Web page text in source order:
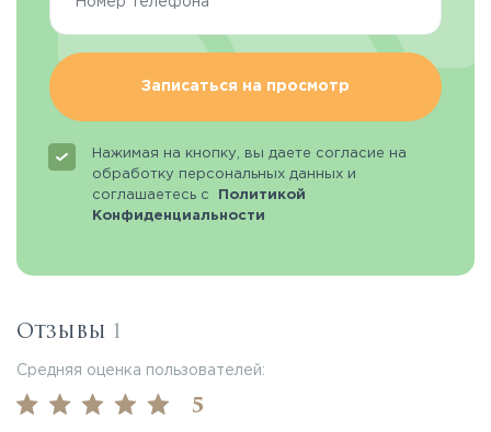
Записаться на просмотр
Нажимая на кнопку, вы даете согласие на
обработку персональных данных и
соглашаетесь с
Политикой
Конфиденциальности
Отзывы 1
Средняя оценка пользователей:
5